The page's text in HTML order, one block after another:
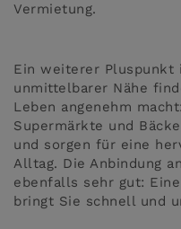
Vermietung.
Ein weiterer Pluspunkt
unmittelbarer Nähe
Leben angenehm
Supermärkte und
und sorgen für eine
Alltag. Die Anbindung
ebenfalls sehr gut:
bringt Sie schnell und